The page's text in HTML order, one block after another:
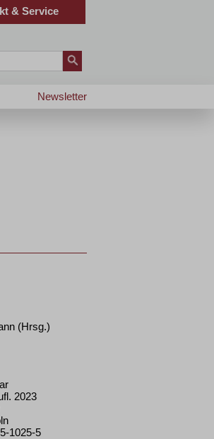
& Service
Newsletter
(Hrsg.)
2023
1025-5